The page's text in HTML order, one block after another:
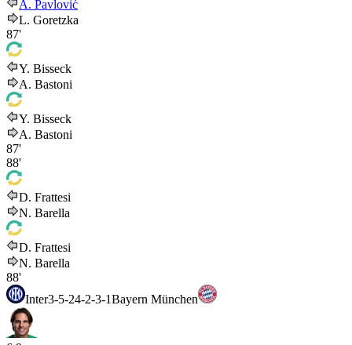
A. Pavlović
L. Goretzka
87'
Y. Bisseck
A. Bastoni
Y. Bisseck
A. Bastoni
87'
88'
D. Frattesi
N. Barella
D. Frattesi
N. Barella
88'
Inter3-5-24-2-3-1Bayern München